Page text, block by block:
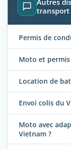
Autres
transport
Permis de
Moto et permis
Location de
Envoi colis du
Moto avec
Vietnam ?